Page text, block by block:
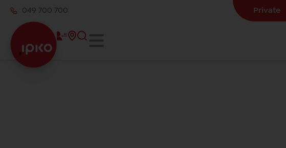
049 700 700 Private